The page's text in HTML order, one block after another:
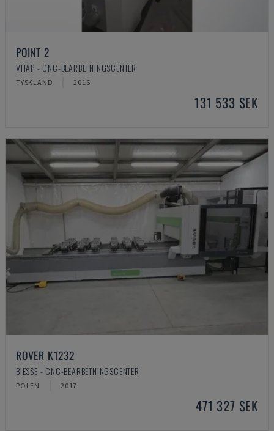
POINT 2
VITAP - CNC-BEARBETNINGSCENTER
TYSKLAND 2016
131 533 SEK
ROVER K1232
BIESSE - CNC-BEARBETNINGSCENTER
POLEN 2017
471 327 SEK